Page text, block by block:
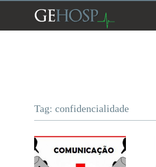
Tag: confidencialidade